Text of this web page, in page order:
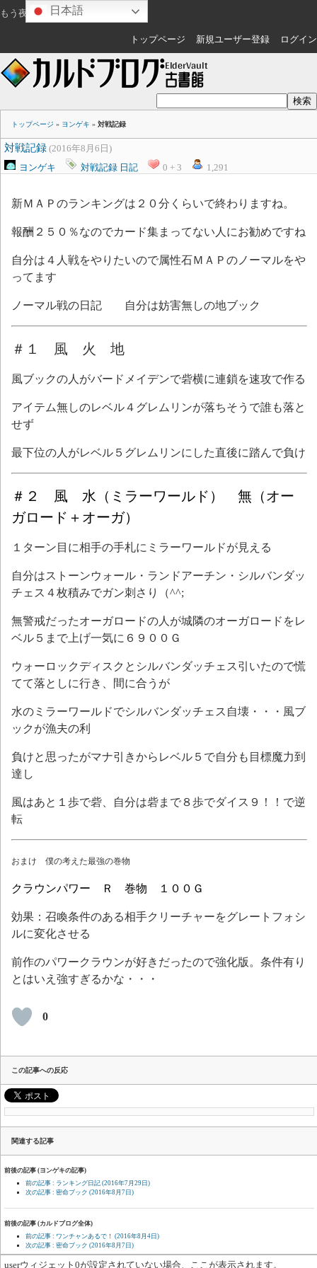
もう夜ですね ゲスト
トップページ 新規ユーザー登録 ログイン
トップページ » ヨンゲキ » 対戦記録
対戦記録 (2016年8月6日)
ヨンゲキ
対戦記録 日記 0 + 3 1,291
新ＭＡＰのランキングは２０分くらいで終わりますね。
報酬２５０％なのでカード集まってない人にお勧めですね
自分は４人戦をやりたいので属性石ＭＡＰのノーマルをや
ってます
ノーマル戦の日記 自分は妨害無しの地ブック
＃１ 風 火 地
風ブックの人がバードメイデンで砦横に連鎖を速攻で作る
アイテム無しのレベル４グレムリンが落ちそうで誰も落と
せず
最下位の人がレベル５グレムリンにした直後に踏んで負け
＃２ 風 水（ミラーワールド） 無（オー
ガロード＋オーガ）
１ターン目に相手の手札にミラーワールドが見える
自分はストーンウォール・ランドアーチン・シルバンダッ
チェス４枚積みでガン刺さり（^^;
無警戒だったオーガロードの人が城隣のオーガロードをレ
ベル５まで上げ一気に６９００Ｇ
ウォーロックディスクとシルバンダッチェス引いたので慌
てて落としに行き、間に合うが
水のミラーワールドでシルバンダッチェス自壊・・・風ブ
ックが漁夫の利
負けと思ったがマナ引きからレベル５で自分も目標魔力到
達し
風はあと１歩で砦、自分は砦まで８歩でダイス９！！で逆
転
おまけ 僕の考えた最強の巻物
クラウンパワー Ｒ 巻物 １００Ｇ
効果：召喚条件のある相手クリーチャーをグレートフォシ
ルに変化させる
前作のパワークラウンが好きだったので強化版。条件有り
とはいえ強すぎるかな・・・
0
この記事への反応
関連する記事
前後の記事 (ヨンゲキの記事)
前の記事 : ランキング日記 (2016年7月29日)
次の記事 : 密命ブック (2016年8月7日)
前後の記事 (カルドブログ全体)
前の記事 : ワンチャンあるで！ (2016年8月4日)
次の記事 : 密命ブック (2016年8月7日)
userウィジェット0が設定されていない場合、ここが表示されます。
日本語